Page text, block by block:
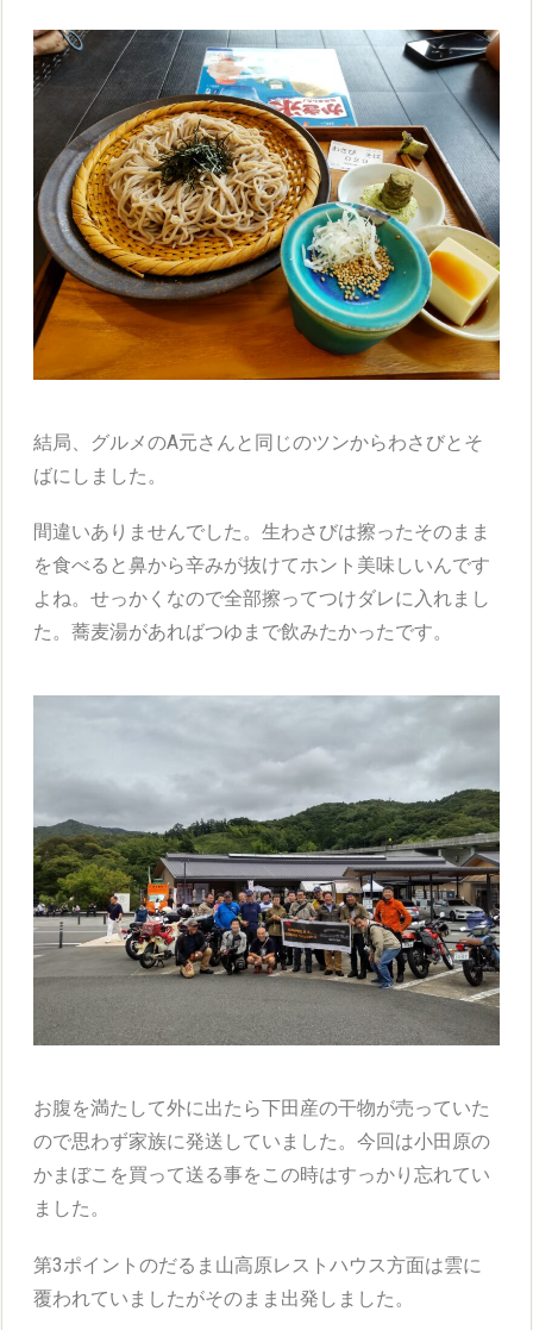
結局、グルメのA元さんと同じのツンからわさびとそ
ばにしました。
間違いありませんでした。生わさびは擦ったそのまま
を食べると鼻から辛みが抜けてホント美味しいんです
よね。せっかくなので全部擦ってつけダレに入れまし
た。蕎麦湯があればつゆまで飲みたかったです。
お腹を満たして外に出たら下田産の干物が売っていた
ので思わず家族に発送していました。今回は小田原の
かまぼこを買って送る事をこの時はすっかり忘れてい
ました。
第3ポイントのだるま山高原レストハウス方面は雲に
覆われていましたがそのまま出発しました。